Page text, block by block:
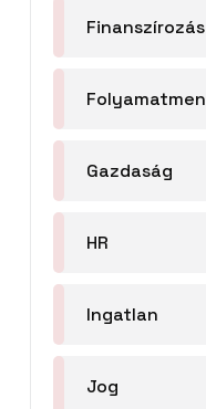
Finanszírozás
Gazdaság
HR
Ingatlan
Jog